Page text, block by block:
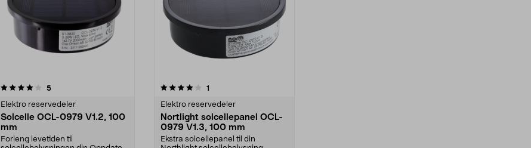
5anmeldelser
Elektro reservedeler
Solcelle OCL-0979 V1.2, 100
mm
Forleng levetiden til
4.0av 5 stjerner 1
Elektro reservedeler
Nortlight solcellepanel OCL-
0979 V1.3, 100 mm
Ekstra solcellepanel til din